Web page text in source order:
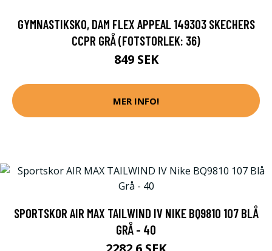
GYMNASTIKSKO, DAM FLEX APPEAL 149303 SKECHERS
CCPR GRÅ (FOTSTORLEK: 36)
849 SEK
MER INFO!
SPORTSKOR AIR MAX TAILWIND IV NIKE BQ9810 107 BLÅ
GRÅ - 40